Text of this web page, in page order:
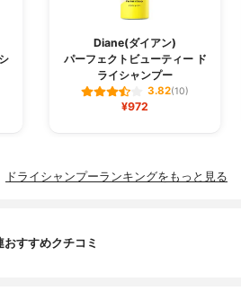
Diane(ダイアン)
パーフェクトビューティー ド
ライシャンプー
3.82(10)
¥972
ドライシャンプーランキングをもっと見る
おすすめクチコミ